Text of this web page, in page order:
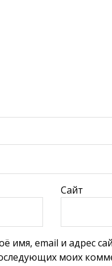
Сайт
имя, email и адрес
моих